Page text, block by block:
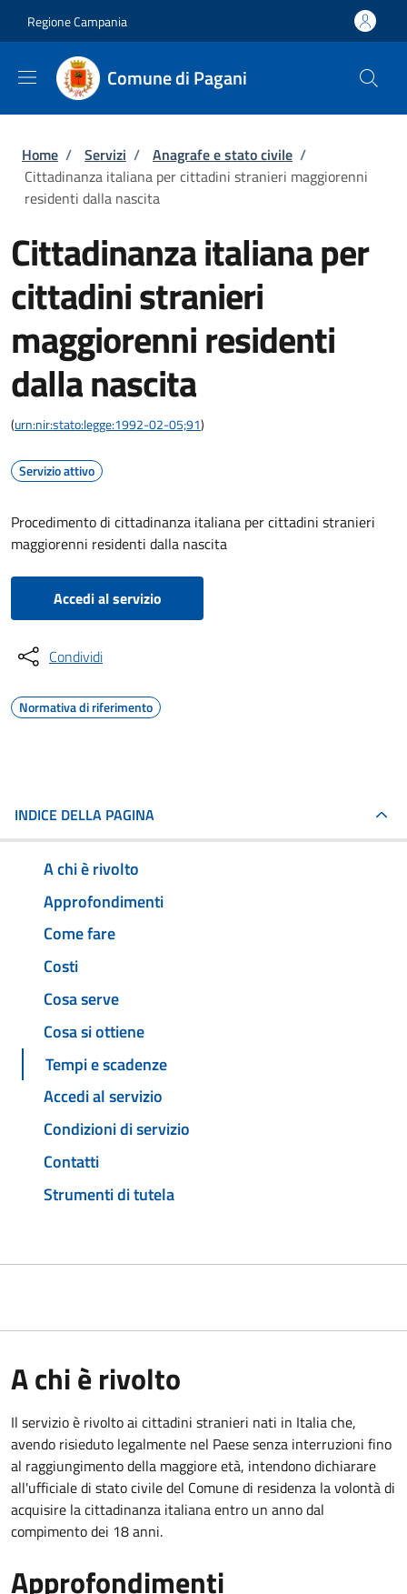
Regione Campania
Comune di Pagani
Briciole di pane
Home / Servizi / Anagrafe e stato civile /
Cittadinanza italiana per cittadini stranieri maggiorenni
residenti dalla nascita
Cittadinanza italiana per
cittadini stranieri
maggiorenni residenti
dalla nascita
(urn:nir:stato:legge:1992-02-05;91)
Servizio attivo
Procedimento di cittadinanza italiana per cittadini stranieri
maggiorenni residenti dalla nascita
Accedi al servizio
Condividi
Normativa di riferimento
INDICE DELLA PAGINA
A chi è rivolto
Approfondimenti
Come fare
Costi
Cosa serve
Cosa si ottiene
Tempi e scadenze
Accedi al servizio
Condizioni di servizio
Contatti
Strumenti di tutela
A chi è rivolto
Il servizio è rivolto ai cittadini stranieri nati in Italia che,
avendo risieduto legalmente nel Paese senza interruzioni fino
al raggiungimento della maggiore età, intendono dichiarare
all'ufficiale di stato civile del Comune di residenza la volontà di
acquisire la cittadinanza italiana entro un anno dal
compimento dei 18 anni.
Approfondimenti